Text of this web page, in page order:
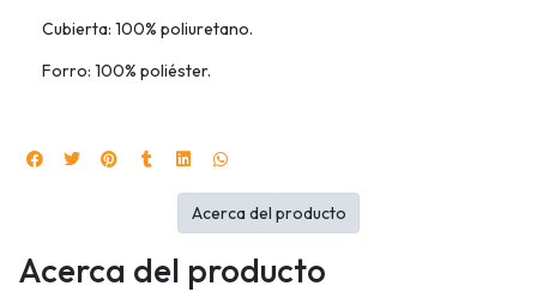
Cubierta: 100% poliuretano.
Forro: 100% poliéster.
Acerca del producto
Acerca del producto